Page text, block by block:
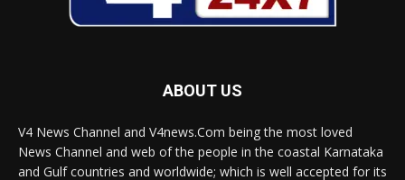
ABOUT US
V4 News Channel and V4news.Com being the most loved
News Channel and web of the people in the coastal Karnataka
and Gulf countries and worldwide; which is well accepted for its